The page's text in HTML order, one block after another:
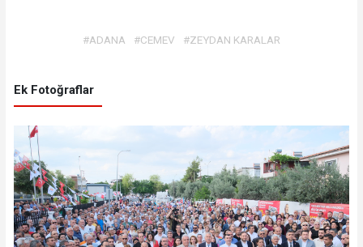
#ADANA #CEMEV #ZEYDAN KARALAR
Ek Fotoğraflar